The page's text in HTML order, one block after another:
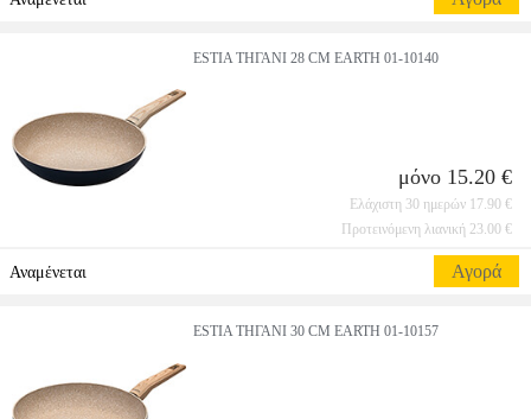
ESTIA ΤΗΓΑΝΙ 28 CM EARTH 01-10140
μόνο 15.20 €
Ελάχιστη 30 ημερών 17.90 €
Προτεινόμενη λιανική 23.00 €
Αναμένεται Αγορά
ESTIA ΤΗΓΑΝΙ 30 CM EARTH 01-10157